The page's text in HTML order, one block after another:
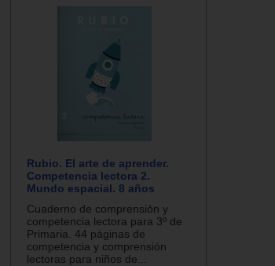
Rubio. El arte de aprender.
Competencia lectora 2.
Mundo espacial. 8 años
Cuaderno de comprensión y
competencia lectora para 3º de
Primaria. 44 páginas de
competencia y comprensión
lectoras para niños de...